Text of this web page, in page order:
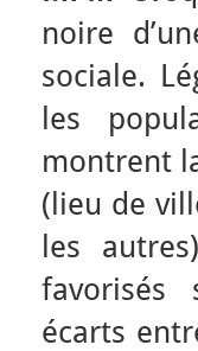
noire
sociale.
les
montrent
(lieu de
les
favorisés
écarts